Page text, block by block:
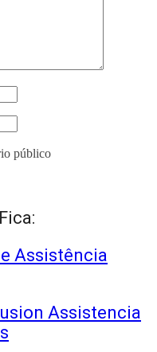
público
Assistência
Assistencia